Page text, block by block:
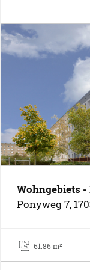
Wohngebiets -
Ponyweg 7,
61.86 m²